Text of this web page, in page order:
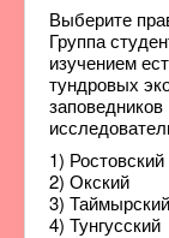
Выберите
Группа
изучением
тундровых
1) Ростовский
2) Окский
3) Таймырский
4) Тунгусский